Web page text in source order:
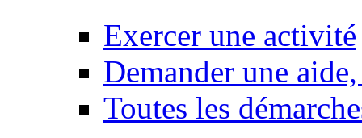
Exercer une activité
Demander une
Toutes les